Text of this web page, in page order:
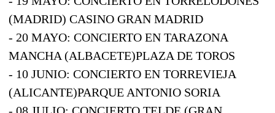
(MADRID) CASINO GRAN MADRID
- 20 MAYO: CONCIERTO EN TARAZONA
MANCHA (ALBACETE)PLAZA DE TOROS
- 10 JUNIO: CONCIERTO EN TORREVIEJA
(ALICANTE)PARQUE ANTONIO SORIA